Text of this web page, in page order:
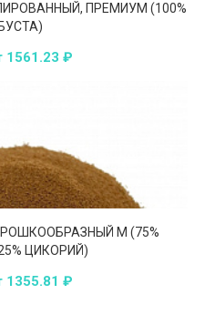
ПРЕМИУМ (100%
1561.23 ₽
М (75%
ЦИКОРИЙ)
1355.81 ₽